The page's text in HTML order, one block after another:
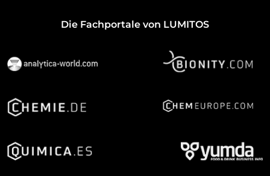
Die Fachportale von LUMITOS